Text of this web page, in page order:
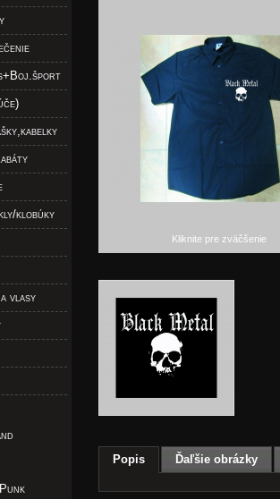
klobúky
vlasy
Kliknite pre zväčšenie
Popis Ďaľšie obrázky